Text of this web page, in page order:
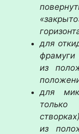
для
фрамуги
из
для
из